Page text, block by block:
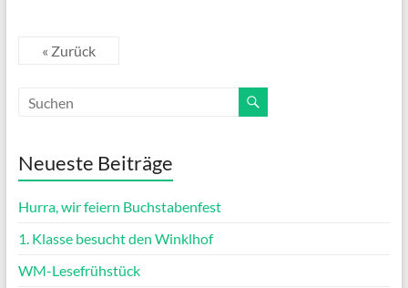
« Zurück
Neueste Beiträge
Hurra, wir feiern Buchstabenfest
1. Klasse besucht den Winklhof
WM-Lesefrühstück